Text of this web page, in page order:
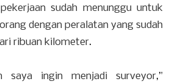
sudah menunggu untuk
dengan peralatan yang sudah
ribuan kilometer.
saya ingin menjadi surveyor,”